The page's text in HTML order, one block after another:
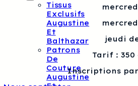
Tissus
Exclusifs
Augustine
Et
Balthazar
Patrons
De
Couture
Augustine
jeudi
Tarif : 350
Inscriptions